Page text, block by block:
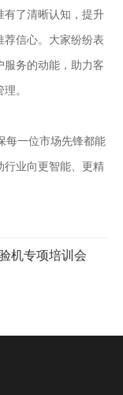
有了清晰认知，提升
荐信心。大家纷纷表
服务的动能，助力客
。
一位市场先锋都能
行业向更智能、更精
机专项培训会